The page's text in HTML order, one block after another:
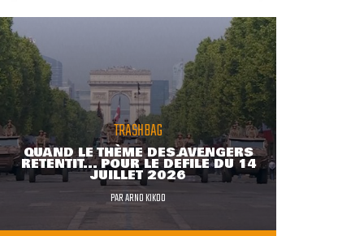
TRASHBAG
QUAND LE THÈME DES AVENGERS
RETENTIT... POUR LE DÉFILÉ DU 14
JUILLET 2026
PARARNO KIKOO